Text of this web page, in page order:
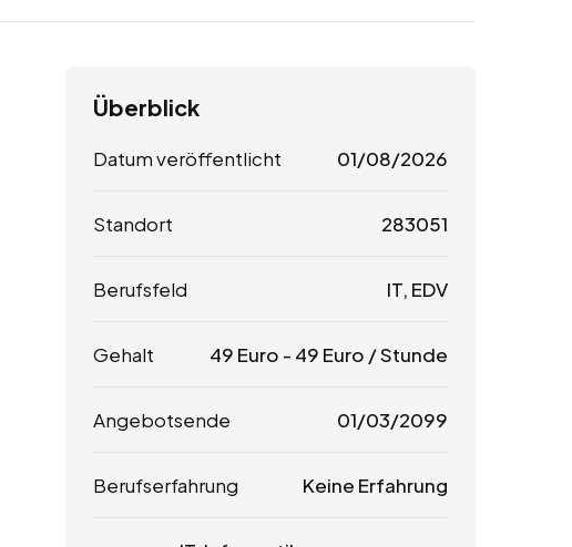
Überblick
Datum veröffentlicht 01/08/2026
Standort 283051
Berufsfeld IT, EDV
Gehalt 49 Euro - 49 Euro / Stunde
Angebotsende 01/03/2099
Berufserfahrung Keine Erfahrung